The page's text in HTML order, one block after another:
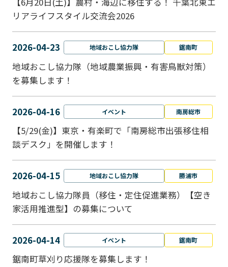
リアライフスタイル交流会2026
2026-04-23 地域おこし協力隊 鋸南町
地域おこし協力隊（地域農業振興・有害鳥獣対策）
を募集します！
2026-04-16 イベント 南房総市
【5/29(金)】東京・有楽町で「南房総市出張移住相
談デスク」を開催します！
2026-04-15 地域おこし協力隊 勝浦市
地域おこし協力隊員（移住・定住促進業務）【空き
家活用推進型】の募集について
2026-04-14 イベント 鋸南町
鋸南町草刈り応援隊を募集します！